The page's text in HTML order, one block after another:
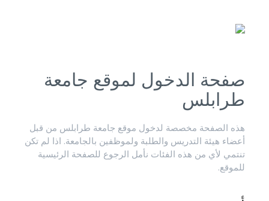
صفحة الدخول لموقع جامعة
طرابلس
هذه الصفحة مخصصة لدخول موقع جامعة طرابلس من قبل
أعضاء هيئة التدريس والطلبة ولموظفين بالجامعة. اذا لم تكن
تنتمي لأي من هذه الفئات نأمل الرجوع للصفحة الرئيسية
للموقع.